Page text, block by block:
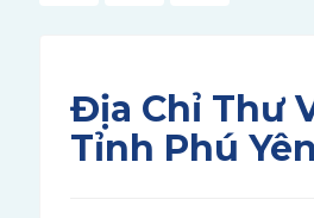
Địa Chỉ Thư
Tỉnh Phú Yên